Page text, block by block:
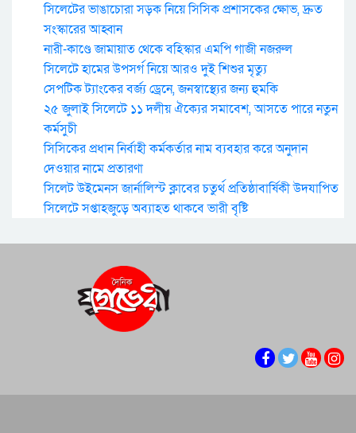
সিলেটের ভাঙাচোরা সড়ক নিয়ে সিসিক প্রশাসকের ক্ষোভ, দ্রুত
সংস্কারের আহ্বান
নারী-কাণ্ডে জামায়াত থেকে বহিস্কার এমপি গাজী নজরুল
সিলেটে হামের উপসর্গ নিয়ে আরও দুই শিশুর মৃত্যু
সেপটিক ট্যাংকের বর্জ্য ড্রেনে, জনস্বাস্থ্যের জন্য হুমকি
২৫ জুলাই সিলেটে ১১ দলীয় ঐক্যের সমাবেশ, আসতে পারে নতুন
কর্মসুচী
সিসিকের প্রধান নির্বাহী কর্মকর্তার নাম ব্যবহার করে অনুদান
দেওয়ার নামে প্রতারণা
সিলেট উইমেনস জার্নালিস্ট ক্লাবের চতুর্থ প্রতিষ্ঠাবার্ষিকী উদযাপিত
সিলেটে সপ্তাহজুড়ে অব্যাহত থাকবে ভারী বৃষ্টি